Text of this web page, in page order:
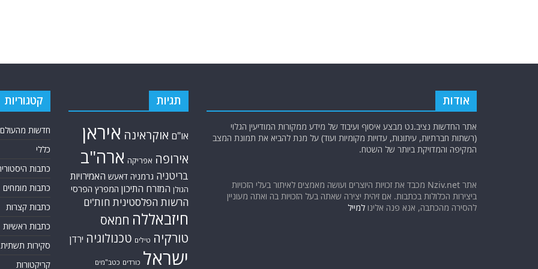
אודות
אתר החדשות נציב.נט מבצע איסוף ועיבוד של מידע ממקורות המודיעין הגלוי
(רשתות חברתיות, עיתונות, עדויות מקומיות ועוד) על מנת להביא את תמונת המצב
המקיפה והמדויקת ביותר של השטח.
אתר Nziv.net מכבד את זכויות היוצרים ועושה מאמצים לאיתור בעלי הזכויות
ביצירות הכלולות בכתבות. אם זיהית יצירה שאתה בעל הזכויות בה ואתה מעוניין
להסירה מהכתבה, אנא פנה אלינו למייל
תגיות
או"ם אוקראינה איראן
אירופה אפריקה ארה"ב
בריטניה גרמניה דאעש האמירויות
הגולן המזרח התיכון המפרץ הפרסי
הרשות הפלסטינית חות'ים
חיזבאללה חמאס
טורקיה טילים טכנולוגיה ירדן
ישראל כורדים כטב"מים
קטגוריות
חדשות מהעולם
כללי
כתבות
כתבות מומחים
כתבות קצרות
כתבות ראשיות
סקירות תשתית
קריקטורות